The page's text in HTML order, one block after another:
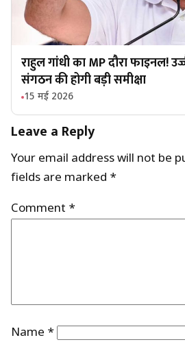
राहुल गांधी का MP दौरा फाइनल!
संगठन की होगी बड़ी समीक्षा
15 मई 2026
Leave a Reply
Your email address will not be
fields are marked *
Comment *
Name *